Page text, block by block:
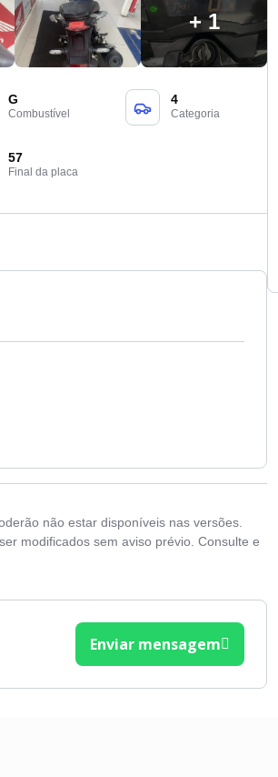
+ 1
G
Combustível
4
Categoria
57
Final da placa
não estar disponíveis nas versões.
modificados sem aviso prévio. Consulte e
Enviar mensagem